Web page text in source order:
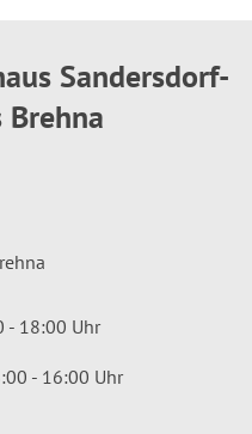
Sandersdorf-
Brehna
- 18:00 Uhr
- 16:00 Uhr